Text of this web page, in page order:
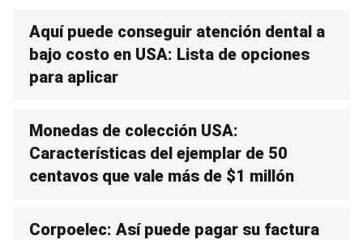
Aquí puede conseguir atención dental a
bajo costo en USA: Lista de opciones
para aplicar
Monedas de colección USA:
Características del ejemplar de 50
centavos que vale más de $1 millón
Corpoelec: Así puede pagar su factura